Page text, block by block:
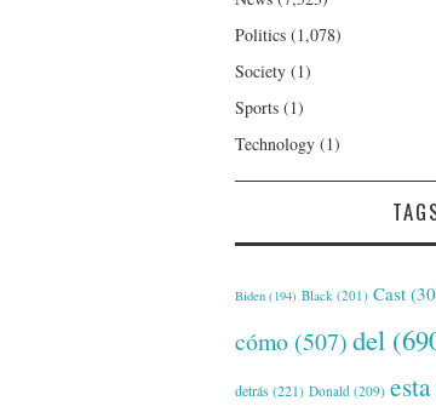
Politics (1,078)
Society (1)
Sports (1)
Technology (1)
Biden (194) Black (201) Cast
cómo (507)del
detrás (221) Donald (209) esta